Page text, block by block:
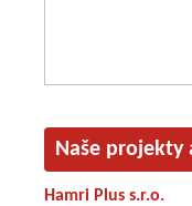
Naše projekty
Hamri Plus s.r.o.